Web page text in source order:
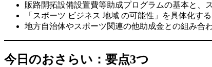
販路開拓設備設置費等助成プログラムの基本と、
「スポーツ ビジネス 地域 の可能性」を具体化す
地方自治体やスポーツ関連の他助成金との組み合
今日のおさらい：要点3つ